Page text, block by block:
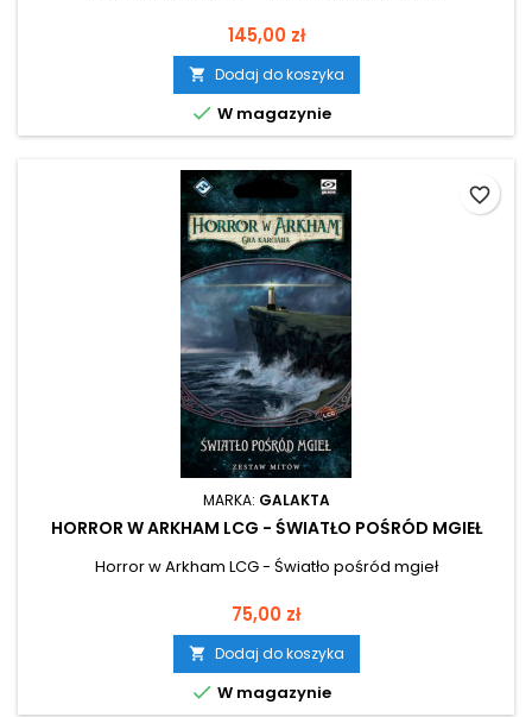
Cena
145,00 zł
 Dodaj do koszyka
 W magazynie
MARKA: GALAKTA
HORROR W ARKHAM LCG - ŚWIATŁO POŚRÓD MGIEŁ
Horror w Arkham LCG - Światło pośród mgieł
Cena
75,00 zł
 Dodaj do koszyka
 W magazynie
favorite_border